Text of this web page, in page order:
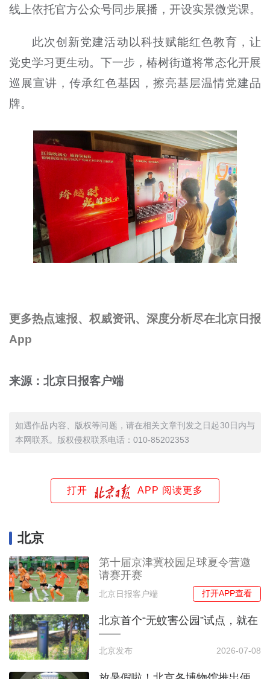
线上依托官方公众号同步展播，开设实景微党课。
此次创新党建活动以科技赋能红色教育，让
党史学习更生动。下一步，椿树街道将常态化开展
巡展宣讲，传承红色基因，擦亮基层温情党建品
牌。
更多热点速报、权威资讯、深度分析尽在北京日报
App
来源：北京日报客户端
如遇作品内容、版权等问题，请在相关文章刊发之日起30日内与
本网联系。版权侵权联系电话：010-85202353
打开 APP 阅读更多
北京
第十届京津冀校园足球夏令营邀
请赛开赛
北京日报客户端 打开APP查看
北京首个“无蚊害公园”试点，就在
——
北京发布 2026-07-08